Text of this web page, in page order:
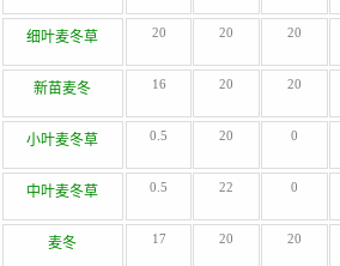
细叶麦冬草 20 20 20
新苗麦冬 16 20 20
小叶麦冬草 0.5 20 0
中叶麦冬草 0.5 22 0
麦冬 17 20 20